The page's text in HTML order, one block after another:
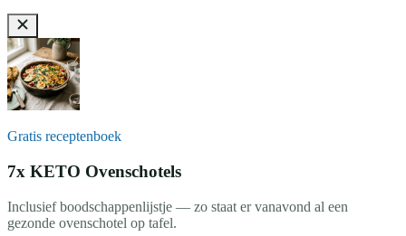
Gratis receptenboek
7x KETO Ovenschotels
Inclusief boodschappenlijstje — zo staat er vanavond al een
gezonde ovenschotel op tafel.